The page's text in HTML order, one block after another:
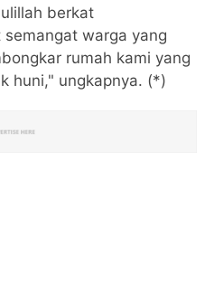
berkat
warga yang
rumah kami yang
huni," ungkapnya. (*)